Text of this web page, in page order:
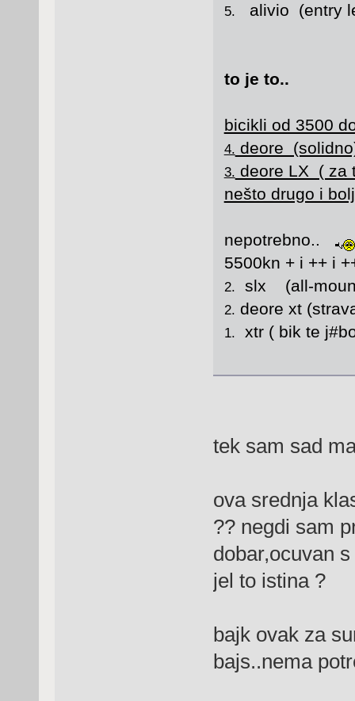
5. alivio (entry
to je to..
bicikli od 3500
4. deore
3. deore LX ( za
nešto drugo i
nepotrebno..
5500kn + i ++ i
2. slx (all-
2. deore xt
1. xtr ( bik te
tek sam sad
ova srednja
?? negdi sam
dobar,ocuvan
jel to istina ?
bajk ovak za
bajs..nema